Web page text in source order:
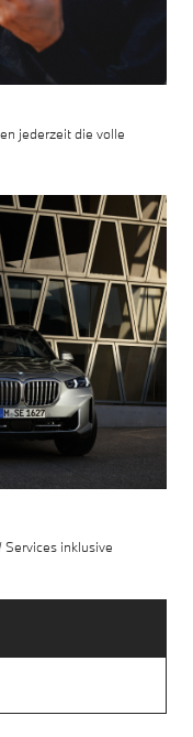
jederzeit die volle
Services inklusive